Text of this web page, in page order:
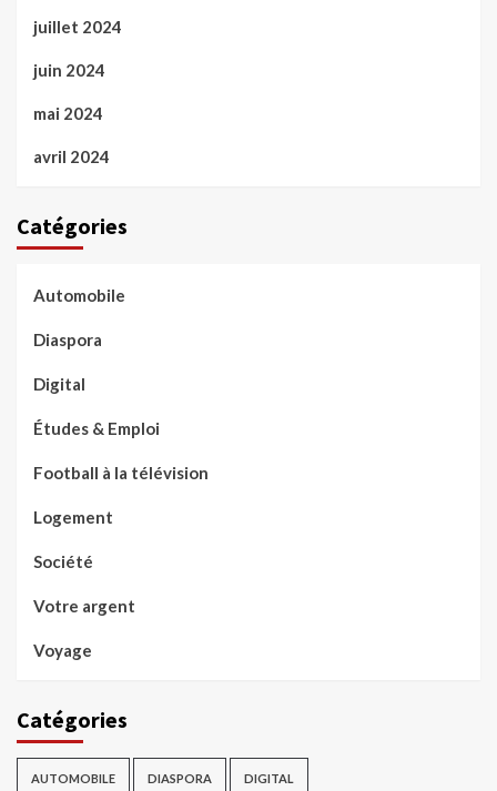
juillet 2024
juin 2024
mai 2024
avril 2024
Catégories
Automobile
Diaspora
Digital
Études & Emploi
Football à la télévision
Logement
Société
Votre argent
Voyage
Catégories
AUTOMOBILE DIASPORA DIGITAL